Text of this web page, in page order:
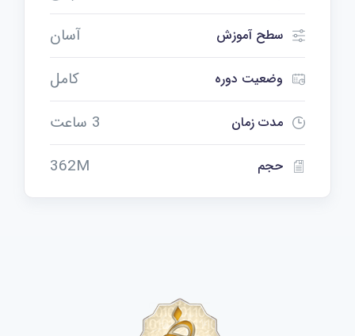
سطح آموزش آسان
وضعیت دوره کامل
مدت زمان 3 ساعت
حجم 362M